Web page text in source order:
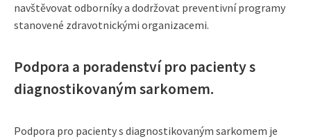
navštěvovat odborníky a dodržovat preventivní programy
stanovené zdravotnickými organizacemi.
Podpora a poradenství pro pacienty s
diagnostikovaným sarkomem.
Podpora pro pacienty s diagnostikovaným sarkomem je